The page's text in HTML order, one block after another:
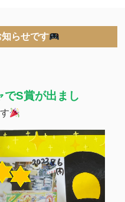
らせです
でS賞が出まし